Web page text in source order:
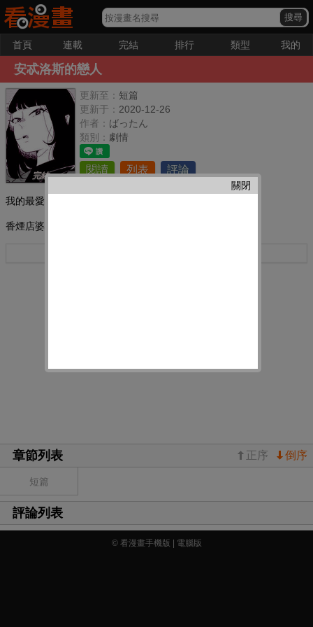
首頁 連載 完結 排行 類型 我的
安忒洛斯的戀人
完結
更新至： 短篇
更新于： 2020-12-26
作者： ばったん
類別： 劇情
閱讀 列表 評論
我的最愛：
香煙店婆婆和年輕女子的邂逅與過去的往事。
章節列表 倒序
正序
短篇
評論列表
關閉
© 看漫畫手機版 | 電腦版